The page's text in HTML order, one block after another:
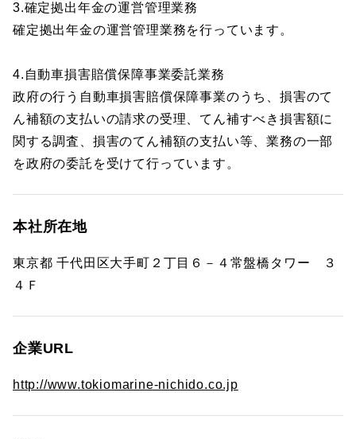
3.確定拠出年金の運営管理業務
確定拠出年金の運営管理業務を行っています。
4.自動車損害賠償保障事業委託業務
政府の行う自動車損害賠償保障事業のうち、損害のて
ん補額の支払いの請求の受理、てん補すべき損害額に
関する調査、損害のてん補額の支払い等、業務の一部
を政府の委託を受けて行っています。
本社所在地
東京都 千代田区大手町２丁目６－４常盤橋タワー ３
４Ｆ
企業URL
http://www.tokiomarine-nichido.co.jp